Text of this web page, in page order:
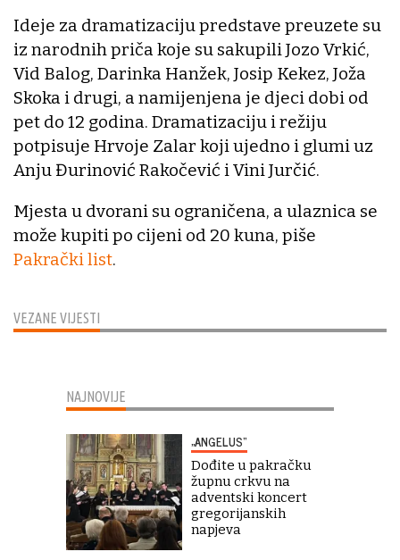
VEZANE VIJESTI
Ideje za dramatizaciju predstave preuzete su
iz narodnih priča koje su sakupili Jozo Vrkić,
Vid Balog, Darinka Hanžek, Josip Kekez, Joža
Skoka i drugi, a namijenjena je djeci dobi od
pet do 12 godina. Dramatizaciju i režiju
potpisuje Hrvoje Zalar koji ujedno i glumi uz
Anju Đurinović Rakočević i Vini Jurčić.
Mjesta u dvorani su ograničena, a ulaznica se
može kupiti po cijeni od 20 kuna, piše
Pakrački list.
NAJNOVIJE
„ANGELUS“
Dođite u pakračku
župnu crkvu na
adventski koncert
gregorijanskih
napjeva